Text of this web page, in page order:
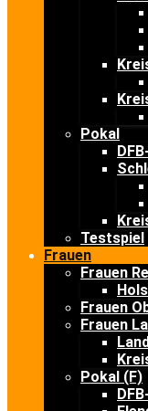
Pokal
Testspiel
Frauen
Frauen
Frauen
Frauen
Pokal (F)